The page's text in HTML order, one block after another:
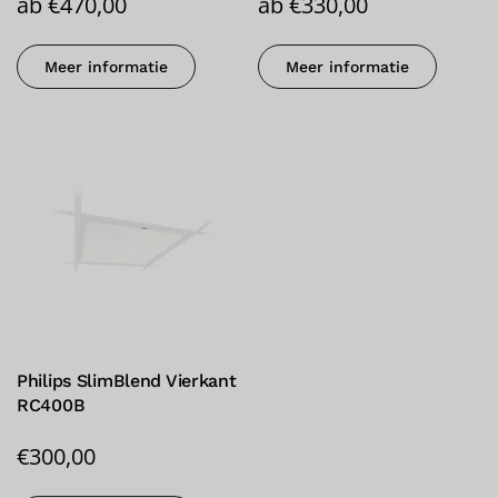
Meer informatie Meer informatie
Philips SlimBlend Vierkant
RC400B
€300,00